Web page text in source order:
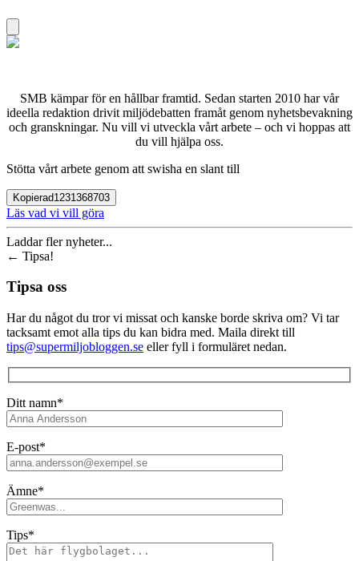
SMB kämpar för en hållbar framtid. Sedan starten 2010 har vår
ideella redaktion drivit miljödebatten framåt genom nyhetsbevakning
och granskningar. Nu vill vi utveckla vårt arbete – och vi hoppas att
du vill hjälpa oss.
Stötta vårt arbete genom att swisha en slant till
Kopierad1231368703
Läs vad vi vill göra
Laddar fler nyheter...
← Tipsa!
Tipsa oss
Har du något du tror vi missat och kanske borde skriva om? Vi tar
tacksamt emot alla tips du kan bidra med. Maila direkt till
tips@supermiljobloggen.se eller fyll i formuläret nedan.
Ditt namn*
E-post*
Ämne*
Tips*